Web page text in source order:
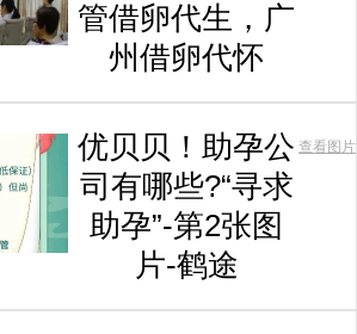
管借卵代生，广
州借卵代怀
优贝贝！助孕公
司有哪些?“寻求
助孕”-第2张图
片-鹤途
查看图片